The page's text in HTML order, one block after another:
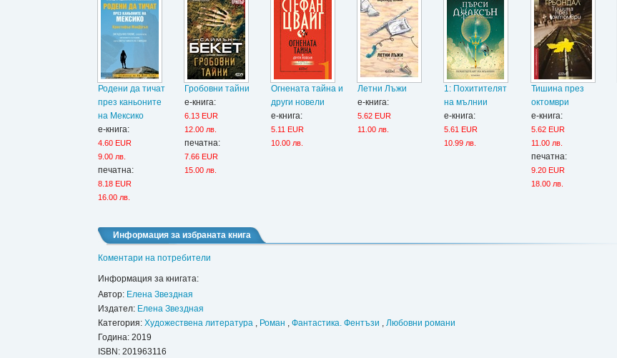
Родени да тичат
през каньоните
на Мексико
е-книга:
4.60 EUR
9.00 лв.
печатна:
8.18 EUR
16.00 лв.
Гробовни тайни
е-книга:
6.13 EUR
12.00 лв.
печатна:
7.66 EUR
15.00 лв.
Огнената тайна и
други новели
е-книга:
5.11 EUR
10.00 лв.
Летни Лъжи
е-книга:
5.62 EUR
11.00 лв.
1: Похитителят
на мълнии
е-книга:
5.61 EUR
10.99 лв.
Тишина през
октомври
е-книга:
5.62 EUR
11.00 лв.
печатна:
9.20 EUR
18.00 лв.
Информация за избраната книга
Коментари на потребители
Информация за книгата:
Автор: Елена Звездная
Издател: Елена Звездная
Категория: Художествена литература , Роман , Фантастика. Фентъзи , Любовни романи
Година: 2019
ISBN: 201963116